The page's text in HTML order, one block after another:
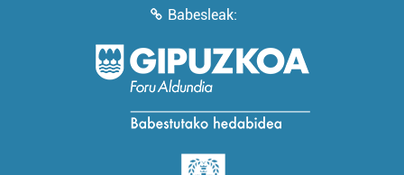
Babesleak: